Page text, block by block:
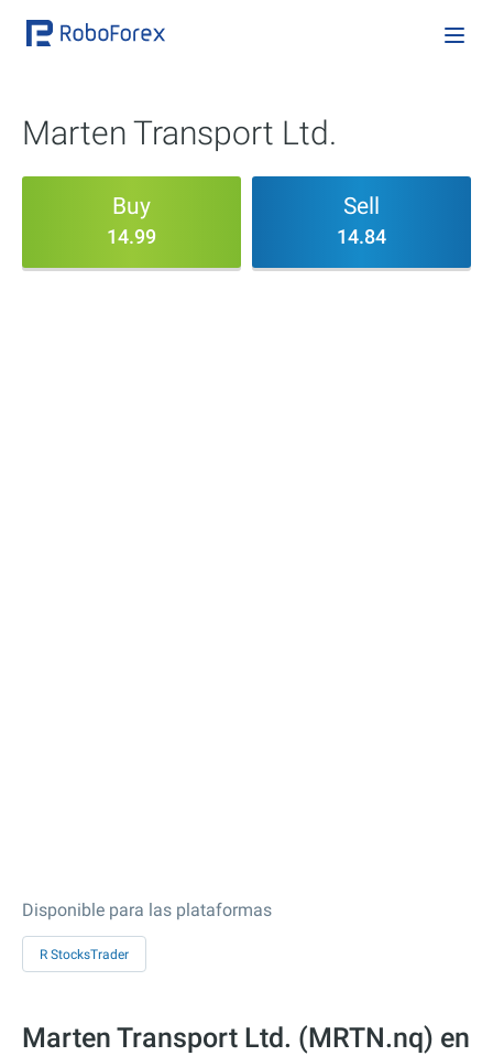
Marten Transport Ltd.
Buy
14.99
Sell
14.84
Disponible para las plataformas
R StocksTrader
Marten Transport Ltd. (MRTN.nq) en